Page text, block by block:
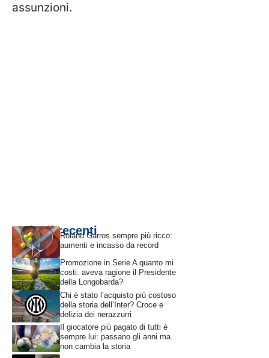
assunzioni.
Articoli recentiRoland Garros sempre più ricco:
aumenti e incasso da record
Promozione in Serie A quanto mi
costi: aveva ragione il Presidente
della Longobarda?
Chi è stato l’acquisto più costoso
della storia dell’Inter? Croce e
delizia dei nerazzurri
Il giocatore più pagato di tutti è
sempre lui: passano gli anni ma
non cambia la storia